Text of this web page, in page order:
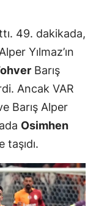
49. dakikada,
Yılmaz’ın
Barış
Ancak VAR
Barış Alper
Osimhen
taşıdı.